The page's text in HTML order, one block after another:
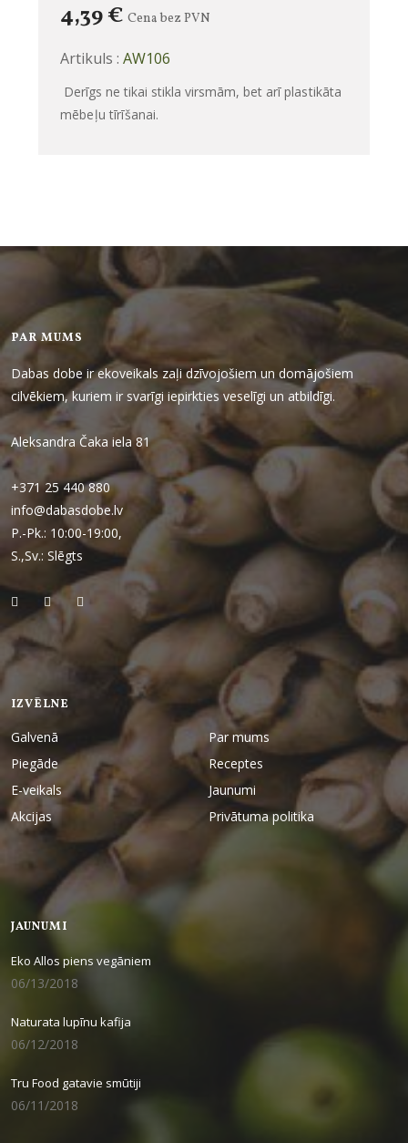
4,39 € Cena bez PVN
Artikuls : AW106
Derīgs ne tikai stikla virsmām, bet arīplastikāta
mēbeļu tīrīšanai.
PAR MUMS
Dabas dobe ir ekoveikals zaļi dzīvojošiem un domājošiem
cilvēkiem, kuriem ir svarīgi iepirkties veselīgi un atbildīgi.
Aleksandra Čaka iela 81
+371 25 440 880
info@dabasdobe.lv
P.-Pk.: 10:00-19:00,
S.,Sv.: Slēgts
IZVĒLNE
Galvenā
Par mums
Piegāde
Receptes
E-veikals
Jaunumi
Akcijas
Privātuma politika
JAUNUMI
Eko Allos piens vegāniem
06/13/2018
Naturata lupīnu kafija
06/12/2018
Tru Food gatavie smūtiji
06/11/2018